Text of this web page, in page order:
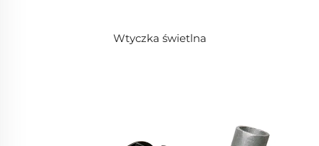
Wtyczka świetlna